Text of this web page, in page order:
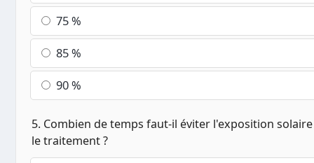
75 %
85 %
90 %
5. Combien de temps faut-il éviter l'exposition
le traitement ?